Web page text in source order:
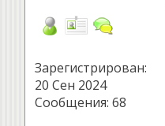
Зарегистрирован:
20 Сен 2024
Сообщения: 68